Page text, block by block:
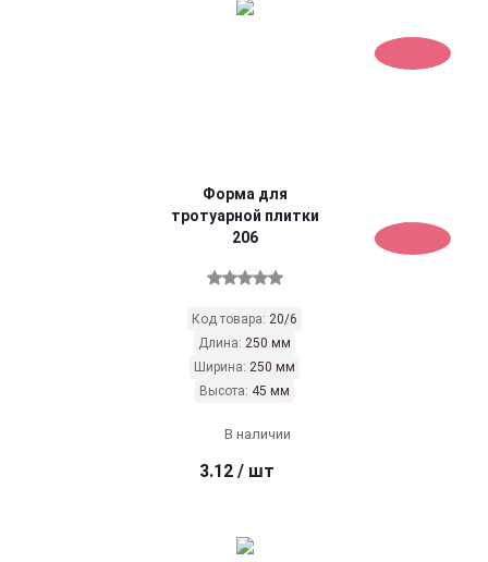
Форма для
тротуарной плитки
206
Код товара: 20/6
Длина: 250 мм
Ширина: 250 мм
Высота: 45 мм
В наличии
3.12 / шт